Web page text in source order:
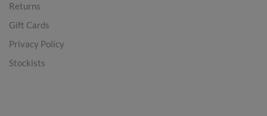
Returns
Gift Cards
Privacy Policy
Stockists